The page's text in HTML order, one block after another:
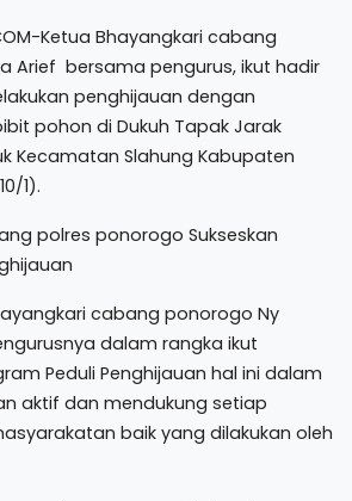
Ketua Bhayangkari cabang
Arief bersama pengurus, ikut hadir
penghijauan dengan
pohon di Dukuh Tapak Jarak
Kecamatan Slahung Kabupaten
1).
cabang ponorogo Ny
dalam rangka ikut
Peduli Penghijauan hal ini dalam
aktif dan mendukung setiap
baik yang dilakukan oleh